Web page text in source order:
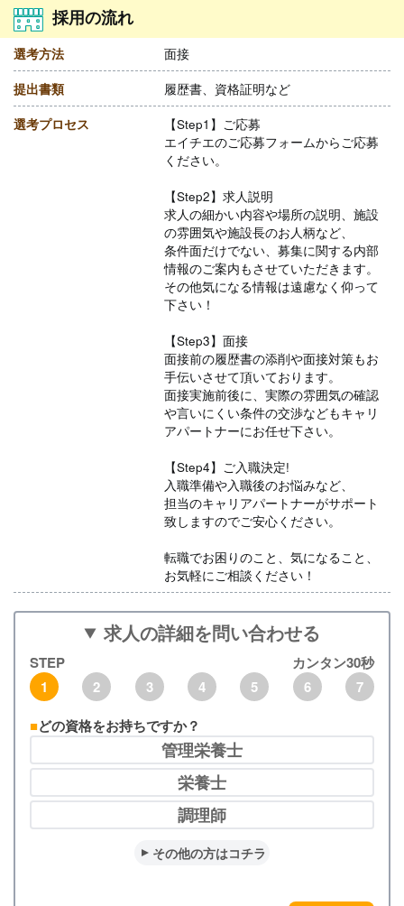
採用の流れ
選考方法 面接
提出書類 履歴書、資格証明など
選考プロセス
【Step1】ご応募
エイチエのご応募フォームからご応募
ください。
【Step2】求人説明
求人の細かい内容や場所の説明、施設
の雰囲気や施設長のお人柄など、
条件面だけでない、募集に関する内部
情報のご案内もさせていただきます。
その他気になる情報は遠慮なく仰って
下さい！
【Step3】面接
面接前の履歴書の添削や面接対策もお
手伝いさせて頂いております。
面接実施前後に、実際の雰囲気の確認
や言いにくい条件の交渉などもキャリ
アパートナーにお任せ下さい。
【Step4】ご入職決定!
入職準備や入職後のお悩みなど、
担当のキャリアパートナーがサポート
致しますのでご安心ください。
転職でお困りのこと、気になること、
お気軽にご相談ください！
求人の詳細を問い合わせる
STEP
カンタン30秒
1
2 3 4 5 6
7
どの資格をお持ちですか？
管理栄養士
栄養士
調理師
その他の方はコチラ